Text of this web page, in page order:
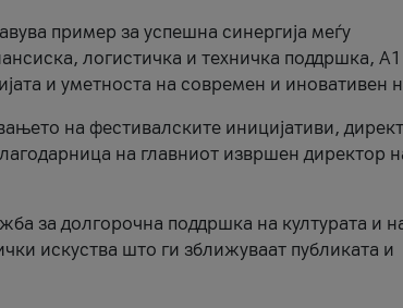
пример за успешна синергија меѓу
логистичка и техничка поддршка, A1
и уметноста на современ и иновативен
на фестивалските иницијативи,
на главниот извршен директор
за долгорочна поддршка на културата и
искуства што ги зближуваат публиката и